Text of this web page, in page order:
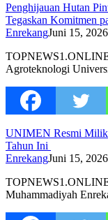
Penghijauan Hutan
Tegaskan Komitmen
EnrekangJuni 15, 2026
Agroteknologi
UNIMEN Resmi
Tahun Ini
EnrekangJuni 15, 2026
Muhammadiyah